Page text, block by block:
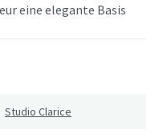
eine elegante Basis
Studio Clarice